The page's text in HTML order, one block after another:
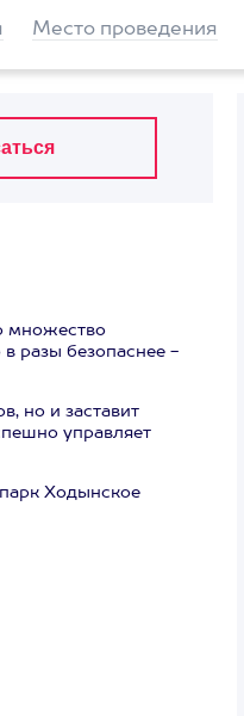
Место проведения
множество
разы безопаснее -
но и заставит
управляет
Ходынское